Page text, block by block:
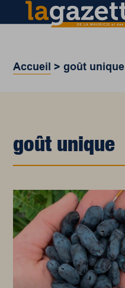
Accueil >goût unique
goût unique